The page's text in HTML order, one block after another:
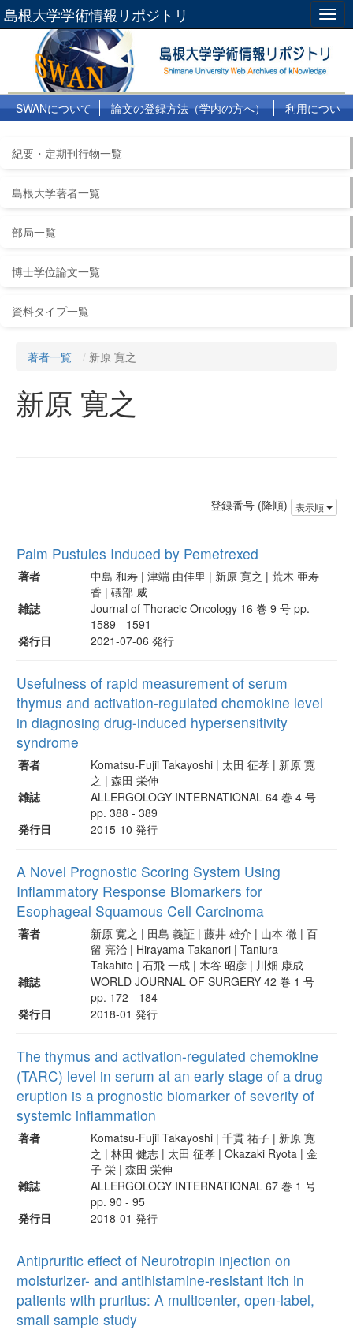
島根大学学術情報リポジトリ
SWANについて 論文の登録方法（学内の方へ）
利用につい
紀要・定期刊行物一覧
島根大学著者一覧
部局一覧
博士学位論文一覧
資料タイプ一覧
著者一覧 新原 寛之
新原 寛之
登録番号 (降順) 表示順
Palm Pustules Induced by Pemetrexed
著者
中島 和寿 | 津端 由佳里 | 新原 寛之 | 荒木 亜寿
香 | 礒部 威
雑誌
Journal of Thoracic Oncology 16 巻 9 号 pp.
1589 - 1591
発行日
2021-07-06 発行
Usefulness of rapid measurement of serum
thymus and activation-regulated chemokine level
in diagnosing drug-induced hypersensitivity
syndrome
著者
Komatsu-Fujii Takayoshi | 太田 征孝 | 新原 寛
之 | 森田 栄伸
雑誌
ALLERGOLOGY INTERNATIONAL 64 巻 4 号
pp. 388 - 389
発行日
2015-10 発行
A Novel Prognostic Scoring System Using
Inflammatory Response Biomarkers for
Esophageal Squamous Cell Carcinoma
著者
新原 寛之 | 田島 義証 | 藤井 雄介 | 山本 徹 | 百
留 亮治 | Hirayama Takanori | Taniura
Takahito | 石飛 一成 | 木谷 昭彦 | 川畑 康成
雑誌
WORLD JOURNAL OF SURGERY 42 巻 1 号
pp. 172 - 184
発行日
2018-01 発行
The thymus and activation-regulated chemokine
(TARC) level in serum at an early stage of a drug
eruption is a prognostic biomarker of severity of
systemic inflammation
著者
Komatsu-Fujii Takayoshi | 千貫 祐子 | 新原 寛
之 | 林田 健志 | 太田 征孝 | Okazaki Ryota | 金
子 栄 | 森田 栄伸
雑誌
ALLERGOLOGY INTERNATIONAL 67 巻 1 号
pp. 90 - 95
発行日
2018-01 発行
Antipruritic effect of Neurotropin injection on
moisturizer- and antihistamine-resistant itch in
patients with pruritus: A multicenter, open-label,
small sample study